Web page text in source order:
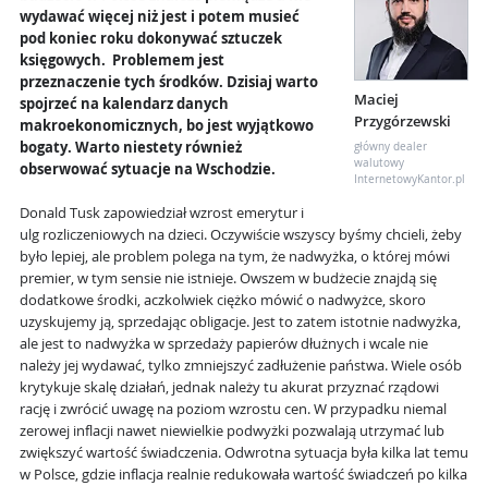
Maciej
Przygórzewski
główny dealer
walutowy
InternetowyKantor.pl
wydawać więcej niż jest i potem musieć
pod koniec roku dokonywać sztuczek
księgowych. Problemem jest
przeznaczenie tych środków. Dzisiaj warto
spojrzeć na kalendarz danych
makroekonomicznych, bo jest wyjątkowo
bogaty. Warto niestety również
obserwować sytuacje na Wschodzie.
Donald Tusk zapowiedział wzrost emerytur i
ulg rozliczeniowych na dzieci. Oczywiście wszyscy byśmy chcieli, żeby
było lepiej, ale problem polega na tym, że nadwyżka, o której mówi
premier, w tym sensie nie istnieje. Owszem w budżecie znajdą się
dodatkowe środki, aczkolwiek ciężko mówić o nadwyżce, skoro
uzyskujemy ją, sprzedając obligacje. Jest to zatem istotnie nadwyżka,
ale jest to nadwyżka w sprzedaży papierów dłużnych i wcale nie
należy jej wydawać, tylko zmniejszyć zadłużenie państwa. Wiele osób
krytykuje skalę działań, jednak należy tu akurat przyznać rządowi
rację i zwrócić uwagę na poziom wzrostu cen. W przypadku niemal
zerowej inflacji nawet niewielkie podwyżki pozwalają utrzymać lub
zwiększyć wartość świadczenia. Odwrotna sytuacja była kilka lat temu
w Polsce, gdzie inflacja realnie redukowała wartość świadczeń po kilka